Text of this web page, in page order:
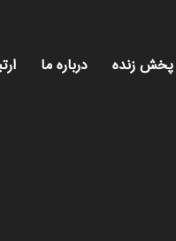
پخش زنده درباره ما